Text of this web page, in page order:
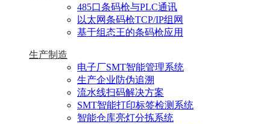
485口条码枪与PLC通讯
以太网条码枪TCP/IP组网
基于组态王的条码枪应用
生产制造
电子厂SMT智能管理系统
生产企业防伪追溯
流水线扫码解决方案
SMT智能打印标签检测系统
智能仓库亮灯分拣系统